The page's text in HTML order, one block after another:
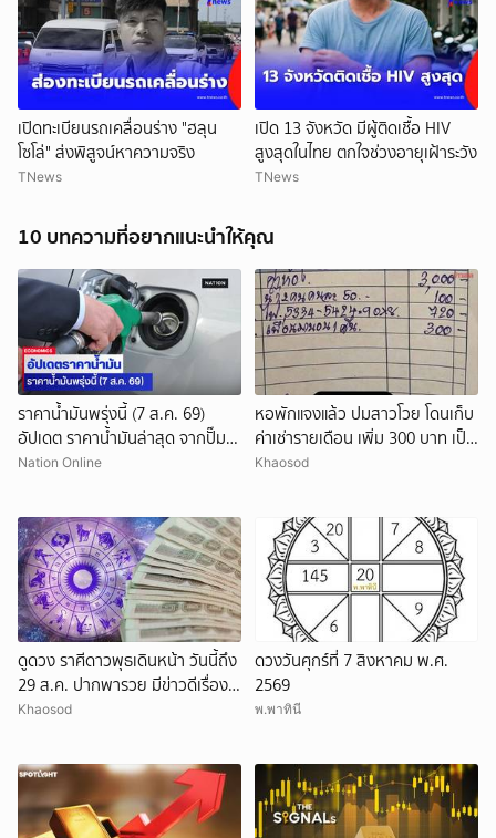
เปิดทะเบียนรถเคลื่อนร่าง "ฮลุน
โซโล่" ส่งพิสูจน์หาความจริง
TNews
เปิด 13 จังหวัด มีผู้ติดเชื้อ HIV
สูงสุดในไทย ตกใจช่วงอายุเฝ้าระวัง
TNews
10 บทความที่อยากแนะนำให้คุณ
ราคาน้ำมันพรุ่งนี้ (7 ส.ค. 69)
อัปเดต ราคาน้ำมันล่าสุด จากปั๊ม
ใหญ่
Nation Online
หอพักแจงแล้ว ปมสาวโวย โดนเก็บ
ค่าเช่ารายเดือน เพิ่ม 300 บาท เป็น
ค่าพาเพื่อนมานอน 1 คืน
Khaosod
ดูดวง ราศีดาวพุธเดินหน้า วันนี้ถึง
29 ส.ค. ปากพารวย มีข่าวดีเรื่อง
เงิน-ค้าขาย
Khaosod
ดวงวันศุกร์ที่ 7 สิงหาคม พ.ศ.
2569
พ.พาทินี
ยกเลิก